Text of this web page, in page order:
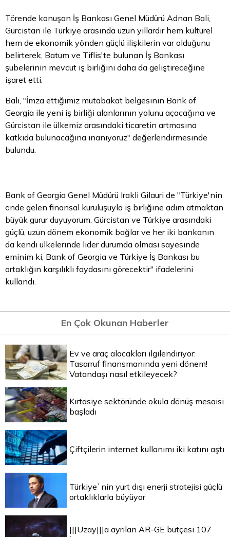
Törende konuşan İş Bankası Genel Müdürü Adnan Bali,
Gürcistan ile Türkiye arasında uzun yıllardır hem kültürel
hem de ekonomik yönden güçlü ilişkilerin var olduğunu
belirterek, Batum ve Tiflis'te bulunan İş Bankası
şubelerinin mevcut iş birliğini daha da geliştireceğine
işaret etti.
Bali, "İmza ettiğimiz mutabakat belgesinin Bank of
Georgia ile yeni iş birliği alanlarının yolunu açacağına ve
Gürcistan ile ülkemiz arasındaki ticaretin artmasına
katkıda bulunacağına inanıyoruz" değerlendirmesinde
bulundu.
Bank of Georgia Genel Müdürü Irakli Gilauri de "Türkiye'nin
önde gelen finansal kuruluşuyla iş birliğine adım atmaktan
büyük gurur duyuyorum. Gürcistan ve Türkiye arasındaki
güçlü, uzun dönem ekonomik bağlar ve her iki bankanın
da kendi ülkelerinde lider durumda olması sayesinde
eminim ki, Bank of Georgia ve Türkiye İş Bankası bu
ortaklığın karşılıklı faydasını görecektir" ifadelerini
kullandı.
En Çok Okunan Haberler
Ev ve araç alacakları ilgilendiriyor:
Tasarruf finansmanında yeni dönem!
Vatandaşı nasıl etkileyecek?
Kırtasiye sektöründe okula dönüş mesaisi
başladı
Çiftçilerin internet kullanımı iki katını aştı
Türkiye`nin yurt dışı enerji stratejisi güçlü
ortaklıklarla büyüyor
|||Uzay|||a ayrılan AR-GE bütçesi 107